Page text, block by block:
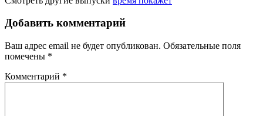
Добавить комментарий
Ваш адрес email не будет опубликован. Обязательные поля
помечены *
Комментарий *